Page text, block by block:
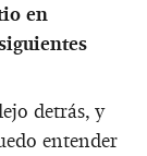
en
detrás, y
entender